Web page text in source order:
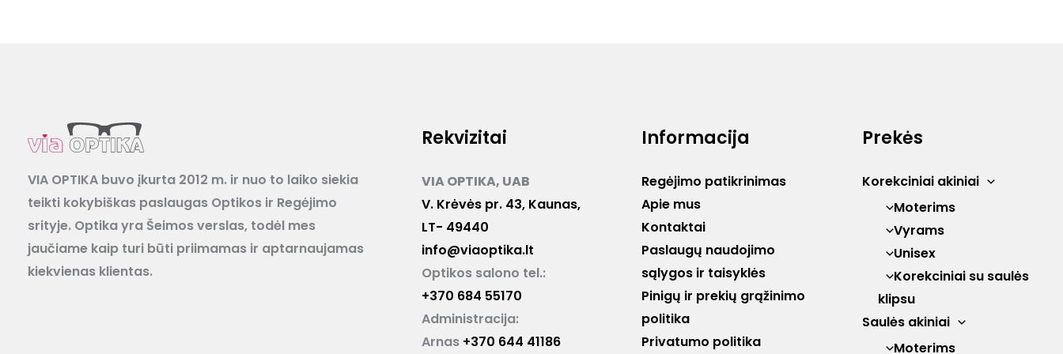
VIA OPTIKA buvo įkurta 2012 m. ir nuo to laiko siekia
teikti kokybiškas paslaugas Optikos ir Regėjimo
srityje. Optika yra Šeimos verslas, todėl mes
jaučiame kaip turi būti priimamas ir aptarnaujamas
kiekvienas klientas.
Rekvizitai
VIA OPTIKA, UAB
V. Krėvės pr. 43, Kaunas,
LT- 49440
info@viaoptika.lt
Optikos salono tel.:
+370 684 55170
Administracija:
Arnas +370 644 41186
Informacija
Regėjimo patikrinimas
Apie mus
Kontaktai
Paslaugų naudojimo
sąlygos ir taisyklės
Pinigų ir prekių grąžinimo
politika
Privatumo politika
Prekės
Korekciniai akiniai
Moterims
Vyrams
Unisex
Korekciniai su saulės
klipsu
Saulės akiniai
Moterims